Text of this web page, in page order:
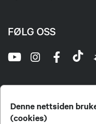
Denne nettsiden
(cookies)
FØLG OSS